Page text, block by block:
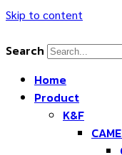
Skip to content
Search
Home
Product
K&F